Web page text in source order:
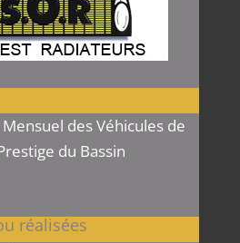
des Véhicules de
du Bassin
réalisées